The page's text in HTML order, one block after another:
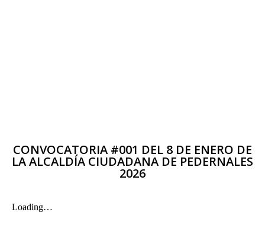
CONVOCATORIA #001 DEL 8 DE ENERO DE
LA ALCALDÍA CIUDADANA DE PEDERNALES
2026